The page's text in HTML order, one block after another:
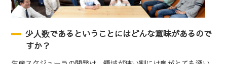
少人数であるということにはどんな意味があるので
すか？